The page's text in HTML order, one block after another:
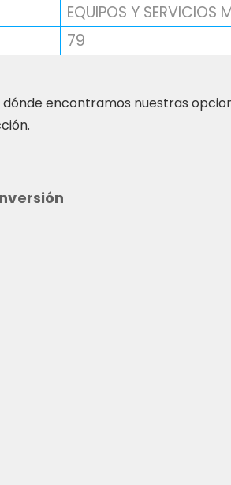
EQUIPOS Y SERVICIOS
79
encontramos nuestras